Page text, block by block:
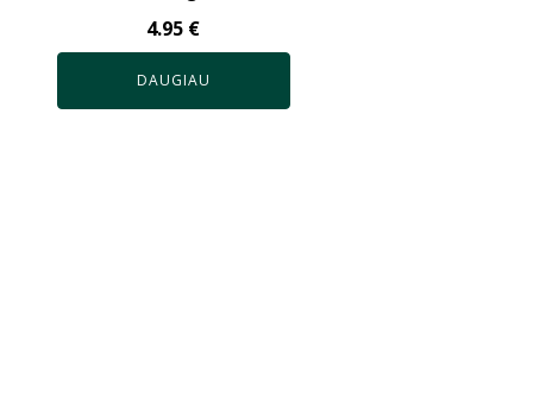
4.95 €
DAUGIAU